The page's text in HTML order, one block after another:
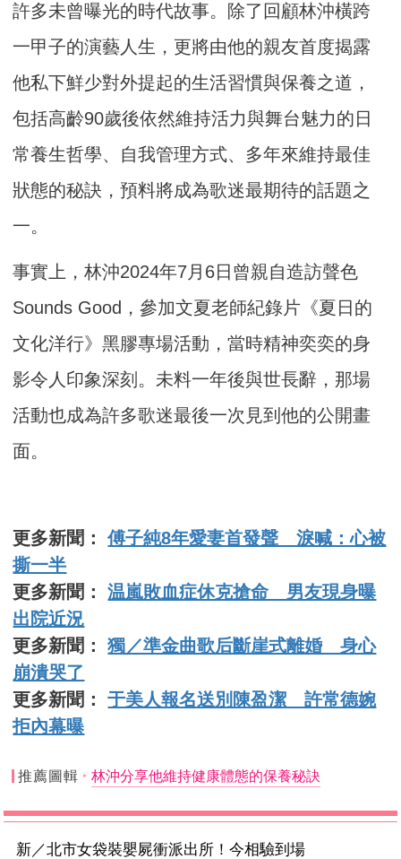
許多未曾曝光的時代故事。除了回顧林沖橫跨
一甲子的演藝人生，更將由他的親友首度揭露
他私下鮮少對外提起的生活習慣與保養之道，
包括高齡90歲後依然維持活力與舞台魅力的日
常養生哲學、自我管理方式、多年來維持最佳
狀態的秘訣，預料將成為歌迷最期待的話題之
一。
事實上，林沖2024年7月6日曾親自造訪聲色
Sounds Good，參加文夏老師紀錄片《夏日的
文化洋行》黑膠專場活動，當時精神奕奕的身
影令人印象深刻。未料一年後與世長辭，那場
活動也成為許多歌迷最後一次見到他的公開畫
面。
更多新聞：傅子純8年愛妻首發聲 淚喊：心被
撕一半
更多新聞：温嵐敗血症休克搶命 男友現身曝
出院近況
更多新聞：獨／準金曲歌后斷崖式離婚 身心
崩潰哭了
更多新聞：于美人報名送別陳盈潔 許常德婉
拒內幕曝
推薦圖輯 林沖分享他維持健康體態的保養秘訣
新／北市女袋裝嬰屍衝派出所！今相驗到場